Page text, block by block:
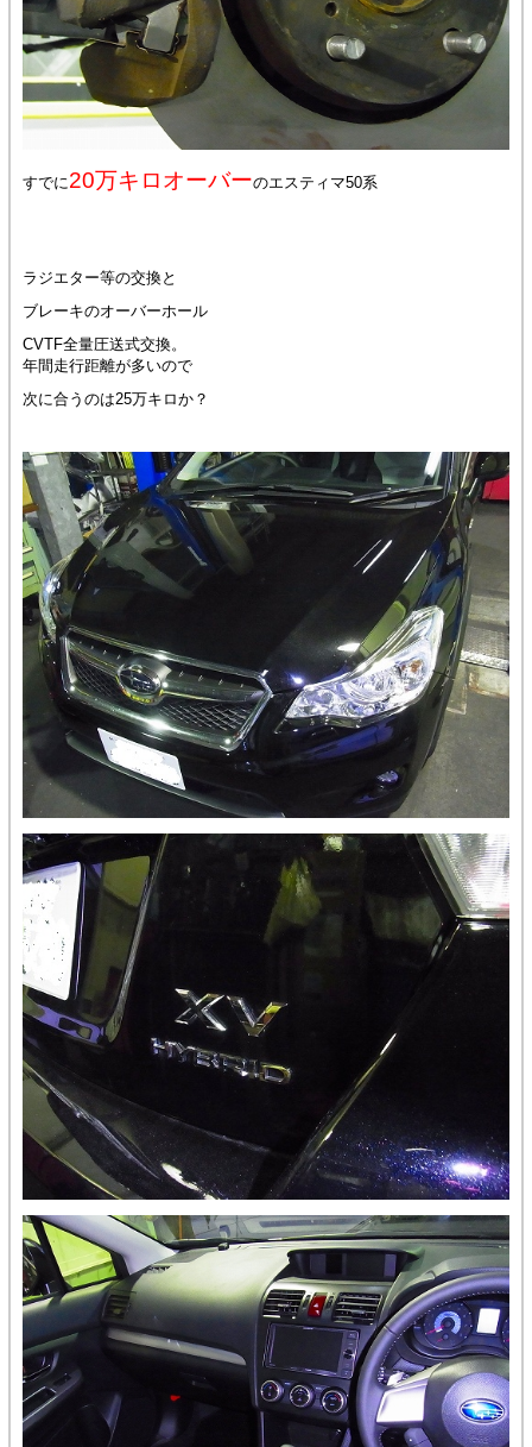
すでに20万キロオーバーのエスティマ50系
ラジエター等の交換と
ブレーキのオーバーホール
CVTF全量圧送式交換。
年間走行距離が多いので
次に合うのは25万キロか？